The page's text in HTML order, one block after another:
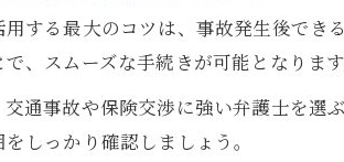
する最大のコツは、事故発生後で
、スムーズな手続きが可能となります
通事故や保険交渉に強い弁護士を選
しっかり確認しましょう。